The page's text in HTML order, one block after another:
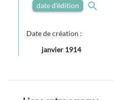
date d'édition
Date de création :
janvier 1914